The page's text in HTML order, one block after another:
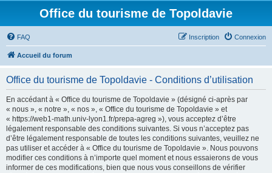
Office du tourisme de Topoldavie
FAQ Connexion
Inscription
Accueil du forum
Office du tourisme de Topoldavie - Conditions d’utilisation
En accédant à « Office du tourisme de Topoldavie » (désigné ci-après par
« nous », « notre », « nos », « Office du tourisme de Topoldavie » et
« https://web1-math.univ-lyon1.fr/prepa-agreg »), vous acceptez d’être
légalement responsable des conditions suivantes. Si vous n’acceptez pas
d’être légalement responsable de toutes les conditions suivantes, veuillez ne
pas utiliser et accéder à « Office du tourisme de Topoldavie ». Nous pouvons
modifier ces conditions à n’importe quel moment et nous essaierons de vous
informer de ces modifications, bien que nous vous conseillons de vérifier